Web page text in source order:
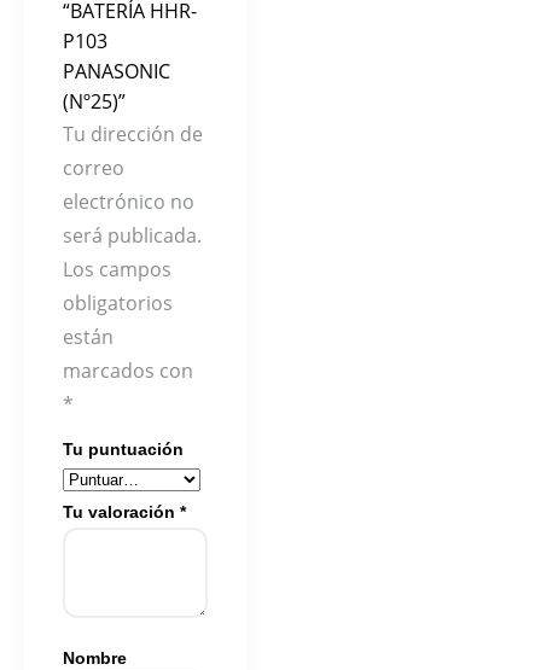
“BATERÍA HHR-
P103
PANASONIC
(Nº25)”
Tu dirección de
correo
electrónico no
será publicada.
Los campos
obligatorios
están
marcados con
*
Tu puntuación
Tu valoración *
Nombre